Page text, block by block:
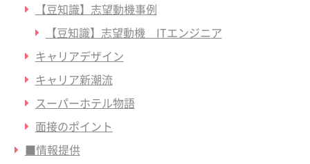
【豆知識】志望動機事例
【豆知識】志望動機 ITエンジニア
キャリアデザイン
キャリア新潮流
スーパーホテル物語
面接のポイント
■情報提供